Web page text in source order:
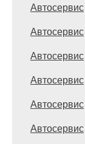
Автосервис
Автосервис
Автосервис
Автосервис
Автосервис
Автосервис